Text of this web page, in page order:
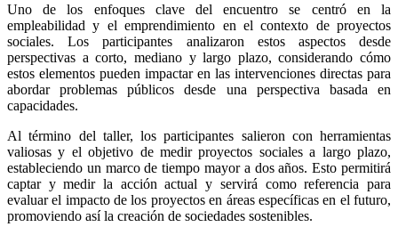
Uno de los enfoques clave del encuentro se centró en la
empleabilidad y el emprendimiento en el contexto de proyectos
sociales. Los participantes analizaron estos aspectos desde
perspectivas a corto, mediano y largo plazo, considerando cómo
estos elementos pueden impactar en las intervenciones directas para
abordar problemas públicos desde una perspectiva basada en
capacidades.
Al término del taller, los participantes salieron con herramientas
valiosas y el objetivo de medir proyectos sociales a largo plazo,
estableciendo un marco de tiempo mayor a dos años. Esto permitirá
captar y medir la acción actual y servirá como referencia para
evaluar el impacto de los proyectos en áreas específicas en el futuro,
promoviendo así la creación de sociedades sostenibles.